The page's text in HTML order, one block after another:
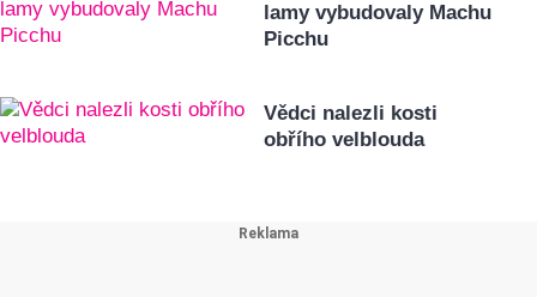
lamy vybudovaly Machu
Picchu
Vědci nalezli kosti
obřího velblouda